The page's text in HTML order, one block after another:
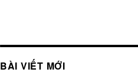
BÀI VIẾT MỚI